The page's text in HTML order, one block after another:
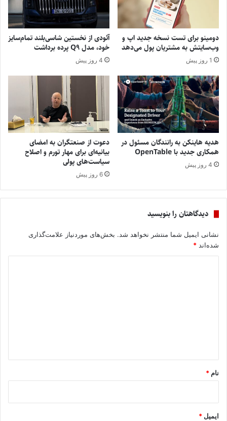
دومینو برای تست نسخه جدید اپ و
وب‌سایتش به مشتریان پول می‌دهد
1 روز پیش
آئودی از نخستین شاسی‌بلند تمام‌سایز
خود، مدل Q9 پرده برداشت
4 روز پیش
هدیه هاینکن به رانندگان مسئول در
همکاری جدید با OpenTable
4 روز پیش
دعوت از صنعتگران به امضای
بیانیه‌ای برای مهار تورم و اصلاح
سیاست‌های پولی
6 روز پیش
دیدگاهتان را بنویسید
نشانی ایمیل شما منتشر نخواهد شد. بخش‌های موردنیاز علامت‌گذاری
شده‌اند *
نام *
ایمیل *